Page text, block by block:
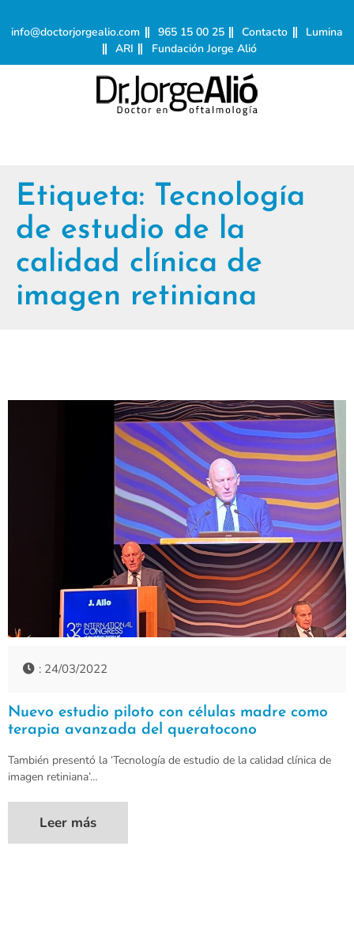
info@doctorjorgealio.com 965 15 00 25 Contacto
Lumina
ARI
Fundación Jorge Alió
Etiqueta: Tecnología
de estudio de la
calidad clínica de
imagen retiniana
: 24/03/2022
Nuevo estudio piloto con células madre como
terapia avanzada del queratocono
También presentó la ‘Tecnología de estudio de la calidad clínica de
imagen retiniana’…
Leer más